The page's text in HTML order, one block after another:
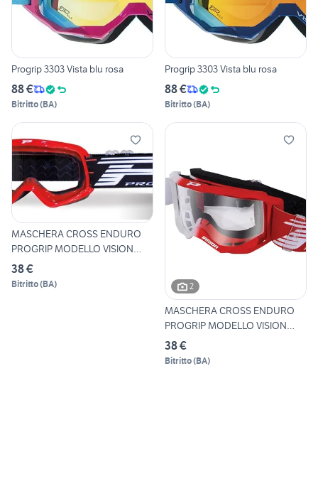
Progrip 3303 Vista blu rosa
88 €
Bitritto(BA)
Progrip 3303 Vista blu rosa
88 €
Bitritto(BA)
MASCHERA CROSS ENDURO
PROGRIP MODELLO VISION
3101k
38 €
Bitritto(BA) 2
MASCHERA CROSS ENDURO
PROGRIP MODELLO VISION
3300
38 €
Bitritto(BA)